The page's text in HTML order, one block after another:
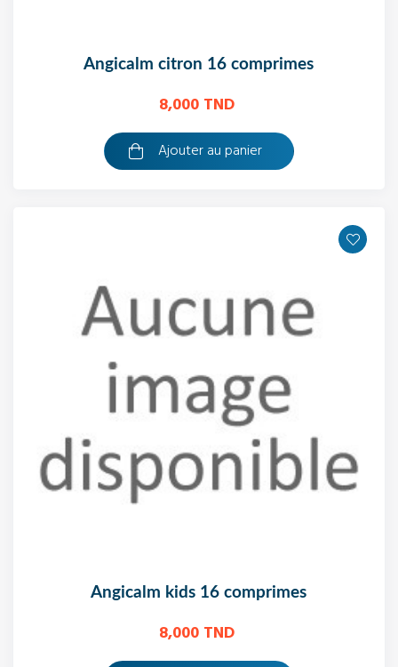
angicalm citron 16 comprimes
8,000 TND
Ajouter au panier
angicalm kids 16 comprimes
8,000 TND